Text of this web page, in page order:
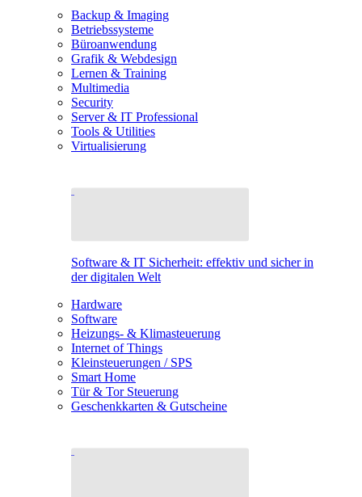
Backup & Imaging
Betriebssysteme
Büroanwendung
Grafik & Webdesign
Lernen & Training
Multimedia
Security
Server & IT Professional
Tools & Utilities
Virtualisierung
Software & IT Sicherheit: effektiv und sicher in
der digitalen Welt
Hardware
Software
Heizungs- & Klimasteuerung
Internet of Things
Kleinsteuerungen / SPS
Smart Home
Tür & Tor Steuerung
Geschenkkarten & Gutscheine